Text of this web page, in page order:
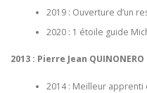
2019 : Ouverture d’un
2020 : 1 étoile guide
2013 : Pierre Jean QUINONERO
2014 : Meilleur